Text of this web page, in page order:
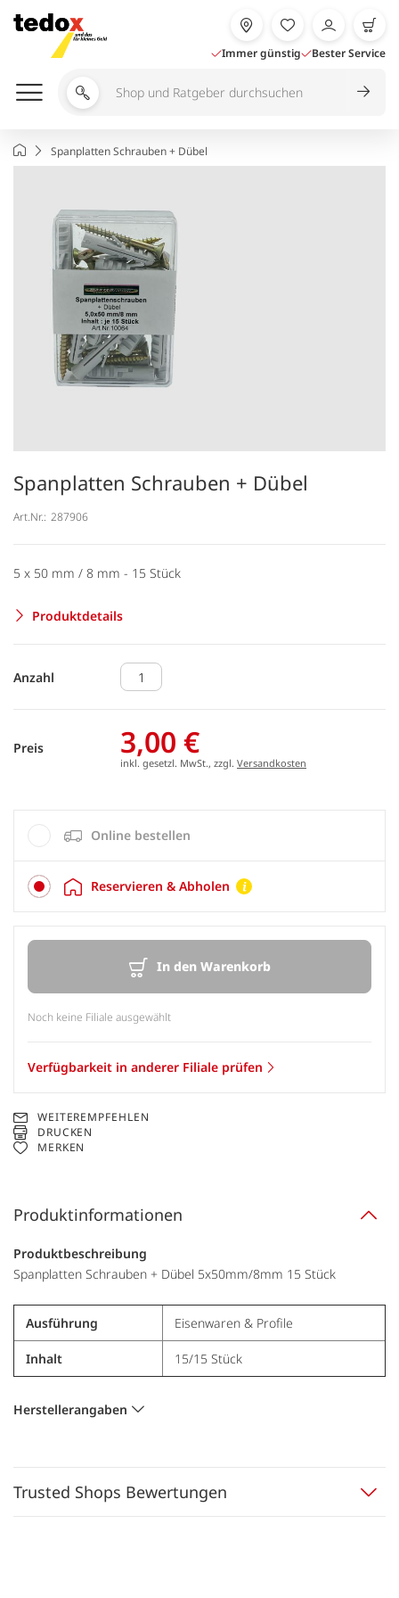
Inhalt
springen
Immer günstig Bester Service
Shop
durchsuchen
StartseiteSpanplatten Schrauben + Dübel
Spanplatten Schrauben + Dübel
Art.Nr.: 287906
5 x 50 mm / 8 mm - 15 Stück
Produktdetails
Anzahl
Preis 3,00 €
inkl. gesetzl. MwSt., zzgl. Versandkosten
Online bestellen
Reservieren & Abholen
In den Warenkorb
Noch keine Filiale ausgewählt
Verfügbarkeit in anderer Filiale prüfen
WEITEREMPFEHLEN
DRUCKEN
MERKEN
Produktinformationen
Produktbeschreibung
Spanplatten Schrauben + Dübel 5x50mm/8mm 15 Stück
Ausführung Eisenwaren & Profile
Inhalt 15/15 Stück
Herstellerangaben
Trusted Shops Bewertungen